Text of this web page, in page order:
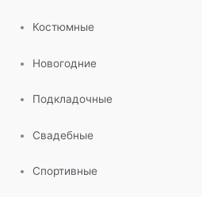
Костюмные
Новогодние
Подкладочные
Свадебные
Спортивные